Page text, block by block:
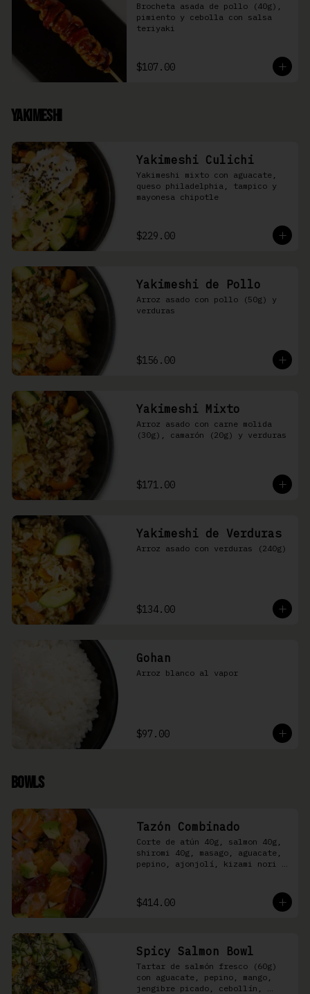
Brocheta asada de pollo (40g),
pimiento y cebolla con salsa
teriyaki
$107.00
Yakimeshi
Yakimeshi Culichi
Yakimeshi mixto con aguacate,
queso philadelphia, tampico y
mayonesa chipotle
$229.00
Yakimeshi de Pollo
Arroz asado con pollo (50g) y
verduras
$156.00
Yakimeshi Mixto
Arroz asado con carne molida
(30g), camarón (20g) y verduras
$171.00
Yakimeshi de Verduras
Arroz asado con verduras (240g)
$134.00
Gohan
Arroz blanco al vapor
$97.00
Bowls
Tazón Combinado
Corte de atún 40g, salmon 40g,
shiromi 40g, masago, aguacate,
pepino, ajonjolí, kizami nori y
$414.00
Spicy Salmon Bowl
Tartar de salmón fresco (60g)
con aguacate, pepino, mango,
jengibre picado, cebollín,